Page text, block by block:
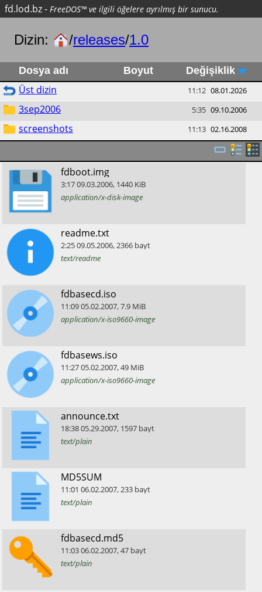
fd.lod.bz- FreeDOS™ ve ilgili öğelere ayrılmış bir sunucu.
Dizin: /releases/1.0
Dosya adı Boyut Değişiklik
Üst dizin 11:12 08.01.2026
3sep2006 5:35 09.10.2006
screenshots 11:13 02.16.2008
​fdboot.img
3:1709.03.2006, 1440 KiB
application/x-disk-image
​readme.txt
2:2509.05.2006,2366 bayt
text/readme
​fdbasecd.iso
11:0905.02.2007,7.9 MiB
application/x-iso9660-image
​fdbasews.iso
11:2705.02.2007,49 MiB
application/x-iso9660-image
​announce.txt
18:3805.29.2007, 1597 bayt
text/plain
​MD5SUM
11:01 06.02.2007,233 bayt
text/plain
​fdbasecd.md5
11:0306.02.2007,47 bayt
text/plain